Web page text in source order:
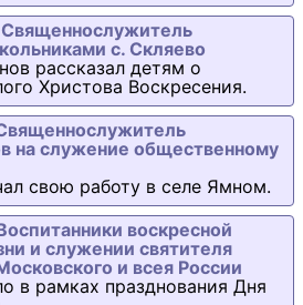
Священнослужитель
с. Скляево
рассказал детям о
Христова Воскресения.
на служение общественному
свою работу в селе Ямном.
воскресной
и служении святителя
и всея России
в рамках празднования Дня